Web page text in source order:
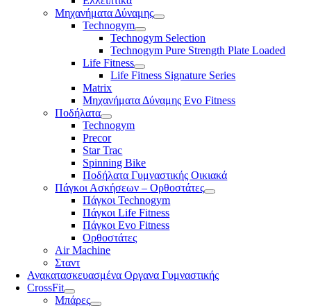
Μηχανήματα Δύναμης
Technogym
Technogym Selection
Technogym Pure Strength Plate Loaded
Life Fitness
Life Fitness Signature Series
Matrix
Μηχανήματα Δύναμης Evo Fitness
Ποδήλατα
Technogym
Precor
Star Trac
Spinning Bike
Ποδήλατα Γυμναστικής Οικιακά
Πάγκοι Ασκήσεων – Ορθοστάτες
Πάγκοι Technogym
Πάγκοι Life Fitness
Πάγκοι Evo Fitness
Ορθοστάτες
Air Machine
Σταντ
Ανακατασκευασμένα Οργανα Γυμναστικής
CrossFit
Μπάρες